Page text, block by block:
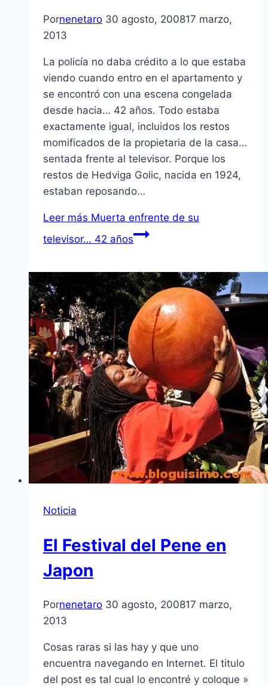
Pornenetaro 30 agosto, 200817 marzo,
2013
La policí­a no daba crédito a lo que estaba
viendo cuando entro en el apartamento y
se encontró con una escena congelada
desde hacia… 42 años. Todo estaba
exactamente igual, incluidos los restos
momificados de la propietaria de la casa…
sentada frente al televisor. Porque los
restos de Hedviga Golic, nacida en 1924,
estaban reposando…
Leer más Muerta enfrente de su
televisor… 42 años
Noticia
El Festival del Pene en
Japon
Pornenetaro 30 agosto, 200817 marzo,
2013
Cosas raras si las hay y que uno
encuentra navegando en Internet. El titulo
del post es tal cual lo encontré y coloque »